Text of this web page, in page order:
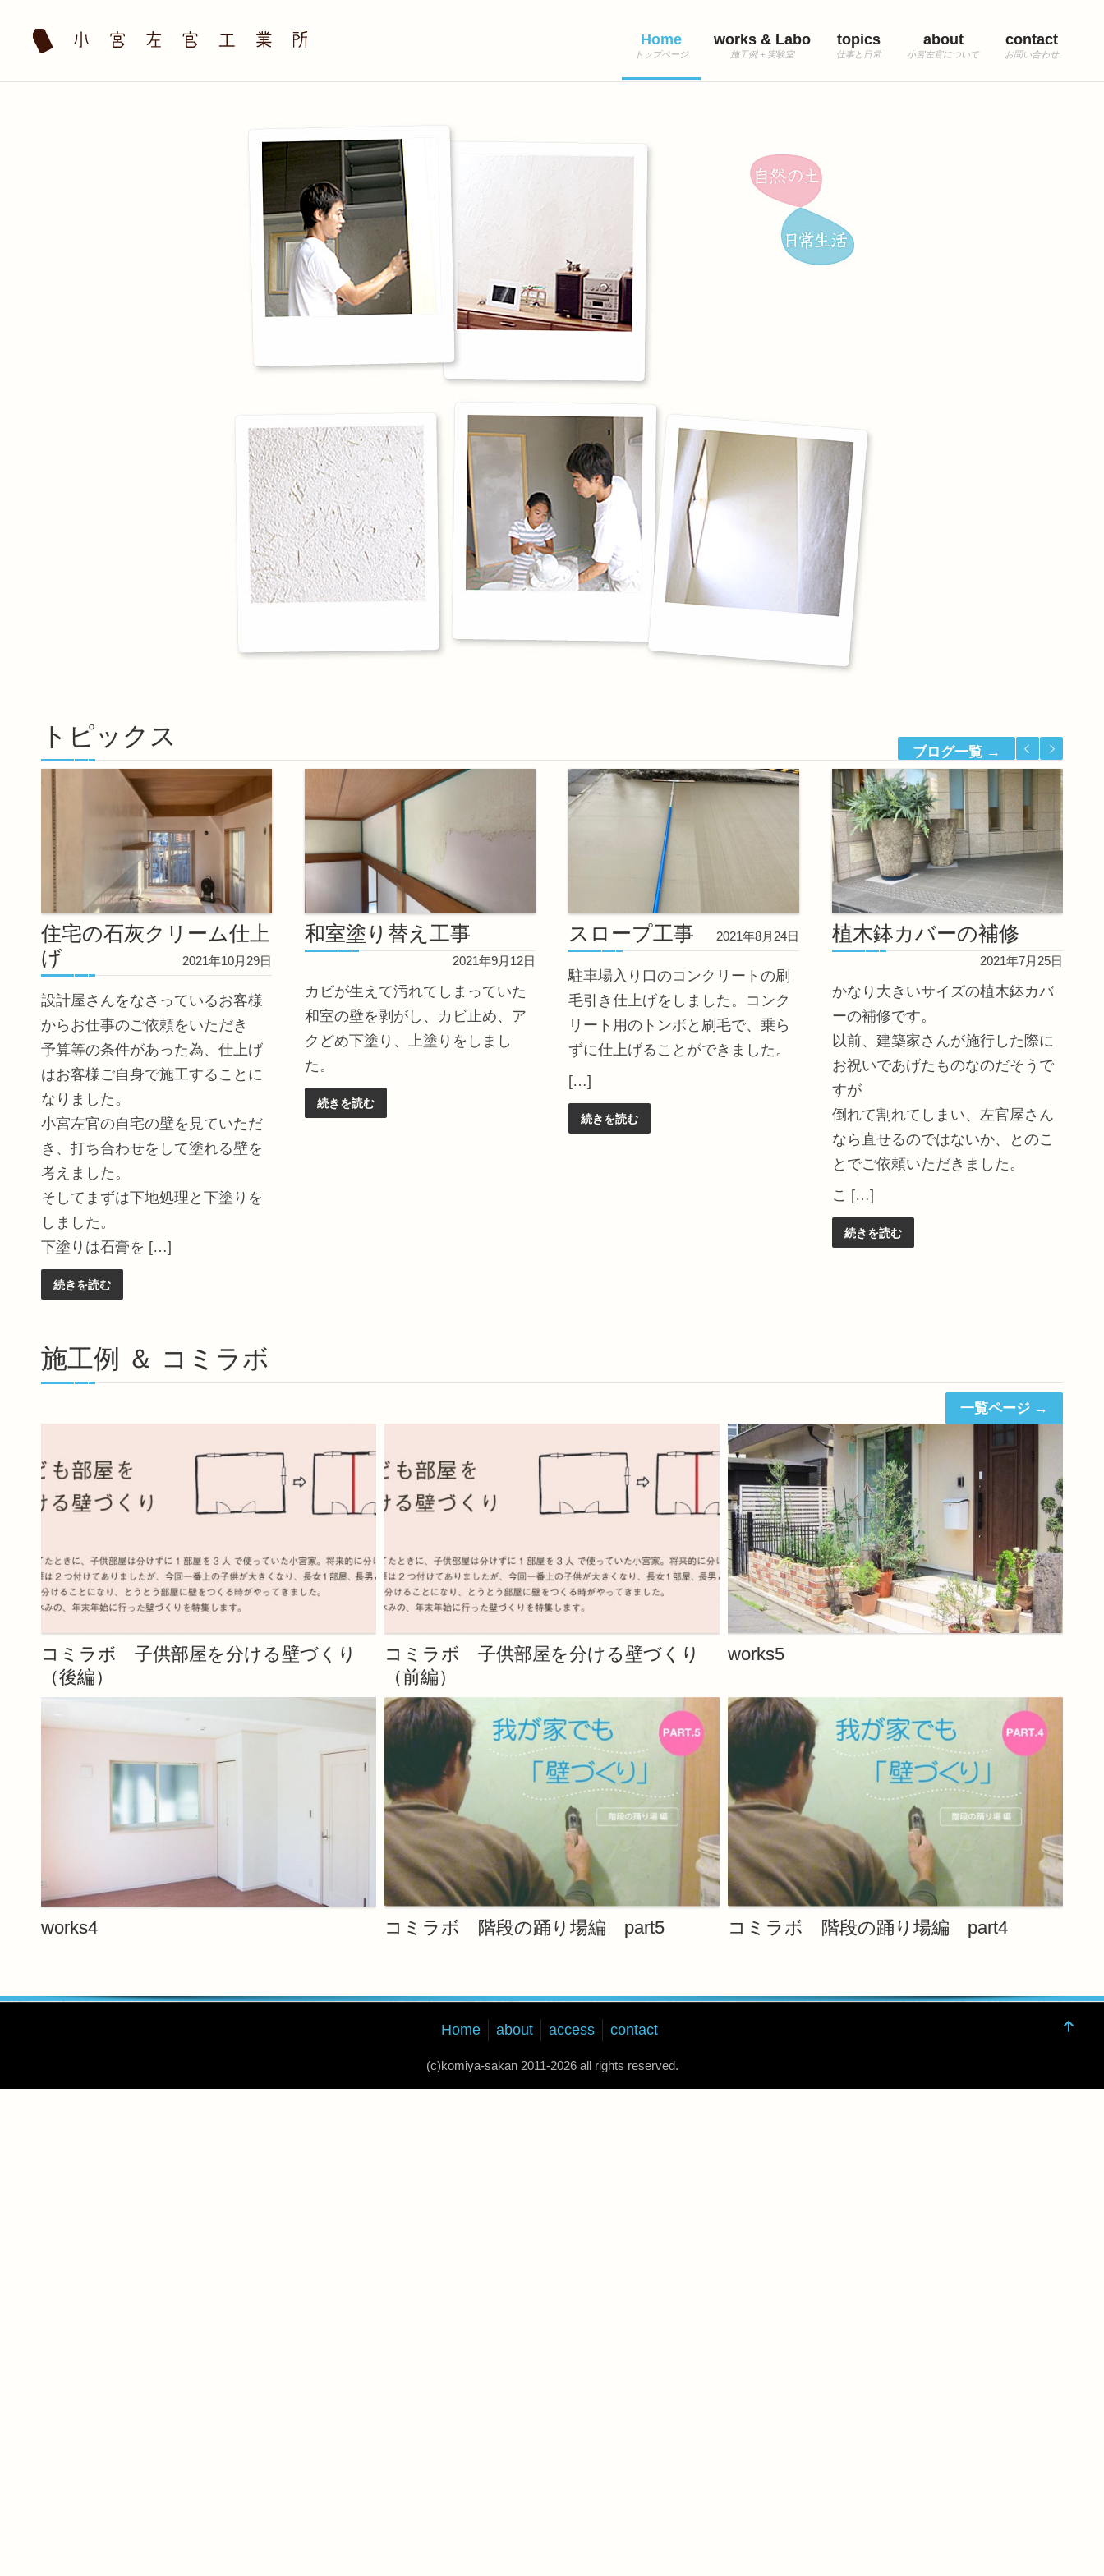
Home works & Labo topics about contact
トピックス
ブログ一覧 →
住宅の石灰クリーム仕上
げ
2021年10月29日
設計屋さんをなさっているお客様
からお仕事のご依頼をいただき
予算等の条件があった為、仕上げ
はお客様ご自身で施工することに
なりました。
小宮左官の自宅の壁を見ていただ
き、打ち合わせをして塗れる壁を
考えました。
そしてまずは下地処理と下塗りを
しました。
下塗りは石膏を […]
続きを読む
和室塗り替え工事
2021年9月12日
カビが生えて汚れてしまっていた
和室の壁を剥がし、カビ止め、ア
クどめ下塗り、上塗りをしまし
た。
続きを読む
スロープ工事 2021年8月24日
駐車場入り口のコンクリートの刷
毛引き仕上げをしました。コンク
リート用のトンボと刷毛で、乗ら
ずに仕上げることができました。
[…]
続きを読む
植木鉢カバーの補修
2021年7月25日
かなり大きいサイズの植木鉢カバ
ーの補修です。
以前、建築家さんが施行した際に
お祝いであげたものなのだそうで
すが
倒れて割れてしまい、左官屋さん
なら直せるのではないか、とのこ
とでご依頼いただきました。
こ […]
続きを読む
施工例 ＆ コミラボ
一覧ページ →
コミラボ 子供部屋を分ける壁づくり
（後編）
コミラボ 子供部屋を分ける壁づくり
（前編）
works5
works4 コミラボ 階段の踊り場編 part5 コミラボ 階段の踊り場編 part4
Home about access contact
(c)komiya-sakan 2011-2026 all rights reserved.